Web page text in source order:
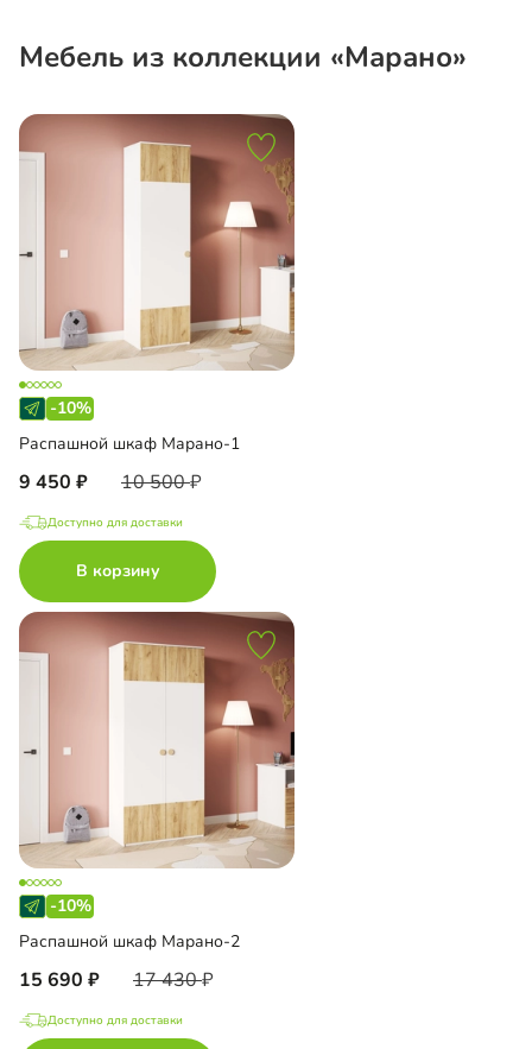
Мебель из коллекции «Марано»
-10%
Распашной шкаф Марано-1
9 450 10 500
Доступно для доставки
В корзину
-10%
Распашной шкаф Марано-2
15 690 17 430
Доступно для доставки